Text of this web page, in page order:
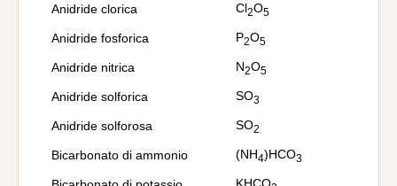
Anidride clorica Cl2O5
Anidride fosforica P2O5
Anidride nitrica N2O5
Anidride solforica SO3
Anidride solforosa SO2
Bicarbonato di ammonio (NH4)HCO3